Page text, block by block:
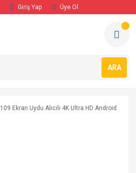
Giriş Yap Üye Ol
ARA